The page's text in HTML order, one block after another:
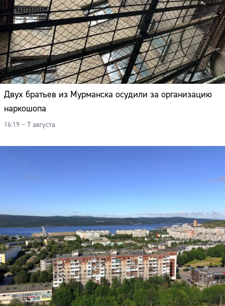
Двух братьев из Мурманска осудили за организацию
наркошопа
16:19 – 7 августа